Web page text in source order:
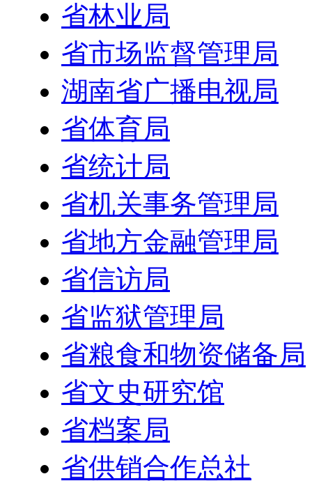
省林业局
省市场监督管理局
湖南省广播电视局
省体育局
省统计局
省机关事务管理局
省地方金融管理局
省信访局
省监狱管理局
省粮食和物资储备局
省文史研究馆
省档案局
省供销合作总社